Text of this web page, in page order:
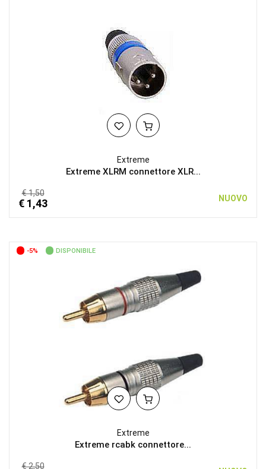
Extreme
Extreme XLRM connettore XLR...
€ 1,50
€ 1,43 NUOVO
-5% DISPONIBILE
Extreme
Extreme rcabk connettore...
€ 2,50